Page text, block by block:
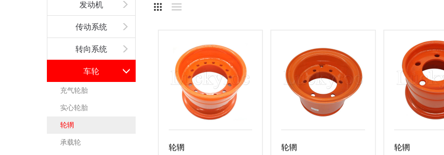
发动机
传动系统
转向系统
车轮
充气轮胎
实心轮胎
轮辋
承载轮
轮辋 轮辋 轮辋